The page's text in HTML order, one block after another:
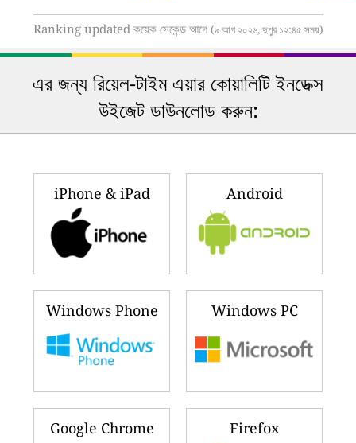
Ranking updated কয়েক সেকেন্ড আগে (৯ আগ ২০২৬, দুপুর ১২:৪৫ সময়)
এর জন্য রিয়েল-টাইম এয়ার কোয়ালিটি ইনডেক্স
উইজেট ডাউনলোড করুন:
iPhone & iPad Android
Windows Phone Windows PC
Google Chrome Firefox